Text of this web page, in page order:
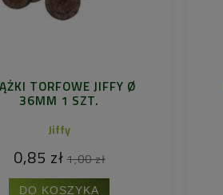
TORFOWE JIFFY Ø
36MM 1 SZT.
Jiffy
0,85 zł 1,00 zł
DO KOSZYKA